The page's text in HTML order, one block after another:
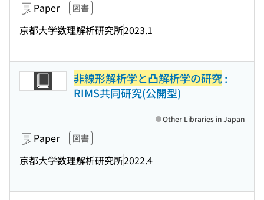
Paper 図書
京都大学数理解析研究所2023.1
非線形解析学と凸解析学の研究:
RIMS共同研究(公開型)
Paper 図書
京都大学数理解析研究所2022.4
Other Libraries in Japan